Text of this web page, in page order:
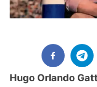
Hugo Orlando